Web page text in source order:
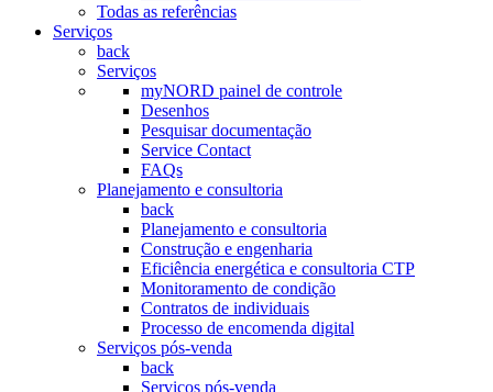
Todas as referências
Serviços
back
Serviços
myNORD painel de controle
Desenhos
Pesquisar documentação
Service Contact
FAQs
Planejamento e consultoria
back
Planejamento e consultoria
Construção e engenharia
Eficiência energética e consultoria CTP
Monitoramento de condição
Contratos de individuais
Processo de encomenda digital
Serviços pós-venda
back
Serviços pós-venda